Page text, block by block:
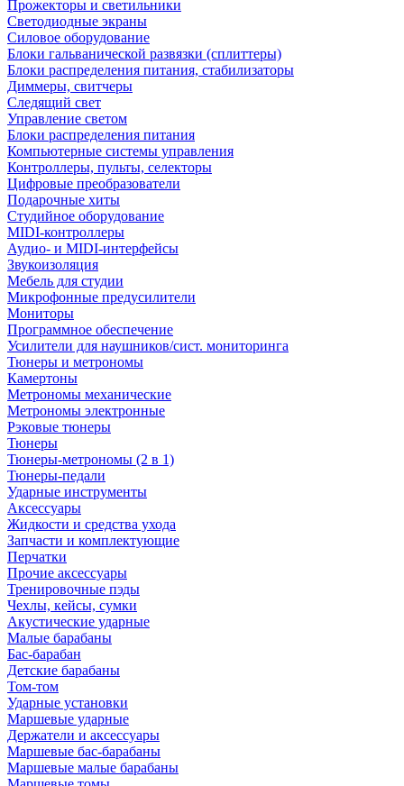
Прожекторы и светильники
Светодиодные экраны
Силовое оборудование
Блоки гальванической развязки (сплиттеры)
Блоки распределения питания, стабилизаторы
Диммеры, свитчеры
Следящий свет
Управление светом
Блоки распределения питания
Компьютерные системы управления
Контроллеры, пульты, селекторы
Цифровые преобразователи
Подарочные хиты
Студийное оборудование
MIDI-контроллеры
Аудио- и MIDI-интерфейсы
Звукоизоляция
Мебель для студии
Микрофонные предусилители
Мониторы
Программное обеспечение
Усилители для наушников/сист. мониторинга
Тюнеры и метрономы
Камертоны
Метрономы механические
Метрономы электронные
Рэковые тюнеры
Тюнеры
Тюнеры-метрономы (2 в 1)
Тюнеры-педали
Ударные инструменты
Аксессуары
Жидкости и средства ухода
Запчасти и комплектующие
Перчатки
Прочие аксессуары
Тренировочные пэды
Чехлы, кейсы, сумки
Акустические ударные
Mалые барабаны
Бас-барабан
Детские барабаны
Том-том
Ударные установки
Маршевые ударные
Держатели и аксессуары
Маршевые бас-барабаны
Маршевые малые барабаны